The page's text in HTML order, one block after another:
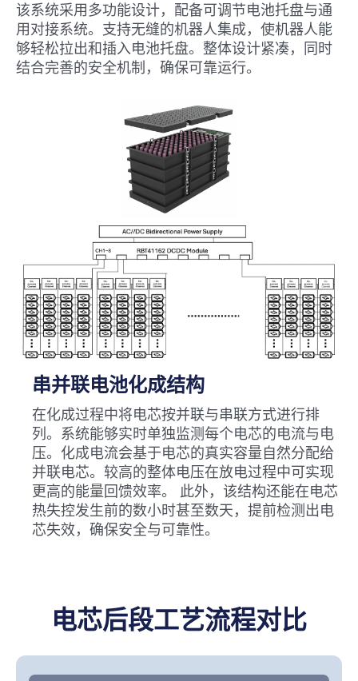
该系统采用多功能设计，配备可调节电池托盘与通
用对接系统。支持无缝的机器人集成，使机器人能
够轻松拉出和插入电池托盘。整体设计紧凑，同时
结合完善的安全机制，确保可靠运行。
串并联电池化成结构
在化成过程中将电芯按并联与串联方式进行排
列。系统能够实时单独监测每个电芯的电流与电
压。化成电流会基于电芯的真实容量自然分配给
并联电芯。较高的整体电压在放电过程中可实现
更高的能量回馈效率。 此外，该结构还能在电芯
热失控发生前的数小时甚至数天，提前检测出电
芯失效，确保安全与可靠性。
电芯后段工艺流程对比